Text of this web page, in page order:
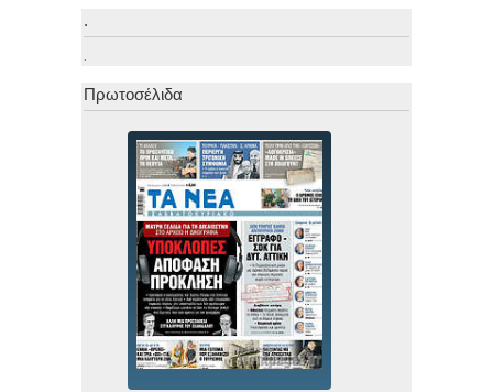
.
.
Πρωτοσέλιδα